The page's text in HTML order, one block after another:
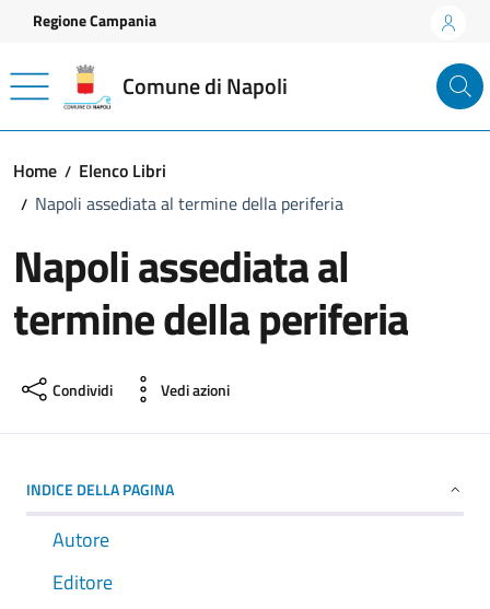
Vai ai contenuti
Vai al footer
Regione Campania
Comune di Napoli
Home
Elenco Libri
Napoli assediata al termine della periferia
Napoli assediata al
termine della periferia
Condividi Vedi azioni
INDICE DELLA PAGINA
Autore
Editore